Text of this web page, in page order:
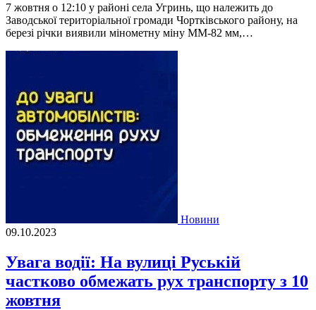
7 жовтня о 12:10 у районі села Угринь, що належить до
Заводської територіальної громади Чортківського району, на
березі річки виявили мінометну міну ММ-82 мм,…
Новини
09.10.2023
Увага водії: На вулиці Руській
частково обмежать рух транспорту з 10
жовтня